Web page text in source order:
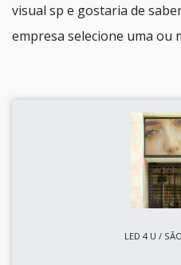
visual sp e gostaria de
empresa selecione uma ou
LED 4 U /